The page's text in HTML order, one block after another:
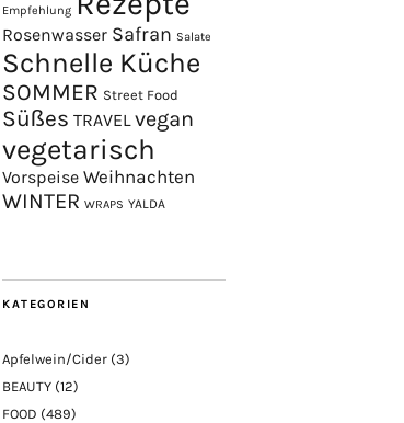
Empfehlung
Rosenwasser Safran Salate
Schnelle Küche
SOMMER Street Food
Süßes TRAVEL vegan
vegetarisch
Vorspeise Weihnachten
WINTER WRAPS YALDA
KATEGORIEN
Apfelwein/Cider (3)
BEAUTY (12)
FOOD (489)